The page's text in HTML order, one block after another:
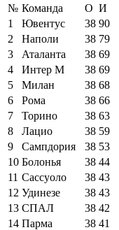
№ Команда О И
1
Ювентус 38 90
2
Наполи 38 79
3
Аталанта 38 69
4
Интер М 38 69
5
Милан 38 68
6
Рома 38 66
7
Торино 38 63
8
Лацио 38 59
9
Сампдория 38 53
10 Болонья 38 44
11 Сассуоло 38 43
12 Удинезе 38 43
13 СПАЛ 38 42
14 Парма 38 41